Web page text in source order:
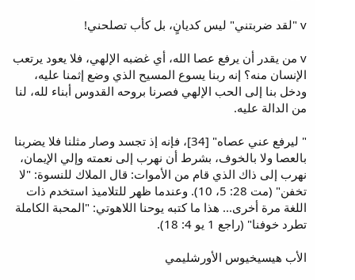
v "لقد ضربتني" ليس كديانٍ، بل كأب تصلحني!
v من يقدر أن يرفع عصا الله، أي غضبه الإلهي، فلا يعود يرتعب
الإنسان منه؟ إنه ربنا يسوع المسيح الذي وضع إثمنا عليه،
ودخل بنا إلى الحب الإلهي فصرنا بروحه القدوس أبناء لله، لنا
من الدالة عليه.
" ليرفع عني عصاه" [34]، فإنه إذ تجسد وصار مثلنا فلا يضربنا
بالعصا ولا بالخوف، بشرط أن نهرب إلى نعمته وإلي الإيمان،
نهرب إلى ذاك الذي قام من الأموات: قال الملاك للنسوة: "لا
تخفن" (مت 28: 5، 10). وعندما ظهر للتلاميذ استخدم ذات
اللغة مرة أخرى... هذا ما كتبه يوحنا اللاهوتي: "المحبة الكاملة
تطرد خوفنا" (راجع 1 يو 4: 18).
الأب هيسيخيوس الأورشليمي